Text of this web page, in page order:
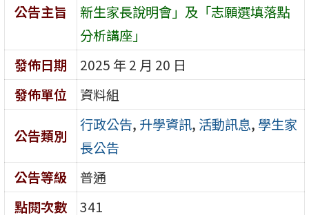
公告主旨
新生家長說明會」及「志願選填落點
分析講座」
發佈日期
2025 年 2 月 20 日
發佈單位
資料組
公告類別
行政公告, 升學資訊, 活動訊息, 學生家
長公告
公告等級
普通
點閱次數
341